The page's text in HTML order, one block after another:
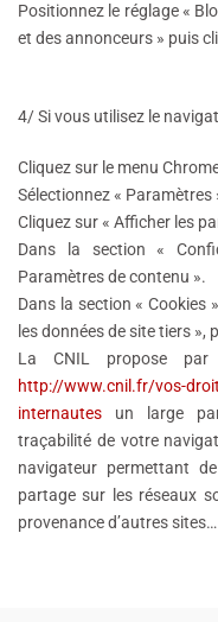
Positionnez le réglage «
et des annonceurs » puis
4/Si vous utilisez le
Cliquez sur le menu
Sélectionnez « Paramètres
Cliquez sur « Afficher les
Dans la section «
Paramètres de contenu ».
Dans la section « Cookies
les données de site tiers »,
La CNIL propose
http://www.cnil.fr/vos-
internautes un large
traçabilité de votre
navigateur permettant
partage sur les réseaux
provenance d’autres sites…